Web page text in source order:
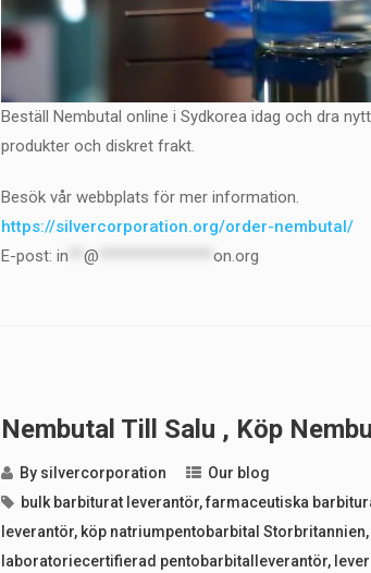
Beställ Nembutal online i Sydkorea idag och dra
produkter och diskret frakt.
Besök vår webbplats för mer information.
https://silvercorporation.org/order-nembutal/
E-post:in **@ ***************on.org
Nembutal Till Salu , Köp
By silvercorporation
Our blog
bulk barbiturat leverantör,farmaceutiska
leverantör, köp natriumpentobarbital Storbritannien,
laboratoriecertifierad pentobarbitalleverantör,